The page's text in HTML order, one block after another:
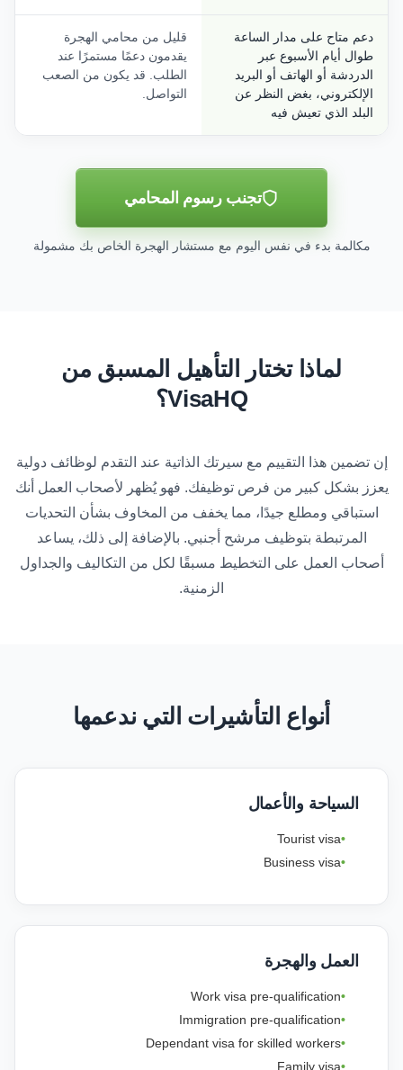
دعم متاح على مدار الساعة
طوال أيام الأسبوع عبر
الدردشة أو الهاتف أو البريد
الإلكتروني، بغض النظر عن
البلد الذي تعيش فيه
قليل من محامي الهجرة
يقدمون دعمًا مستمرًا عند
الطلب. قد يكون من الصعب
التواصل.
تجنب رسوم المحامي
مكالمة بدء في نفس اليوم مع مستشار الهجرة الخاص بك مشمولة
لماذا تختار التأهيل المسبق من
VisaHQ؟
إن تضمين هذا التقييم مع سيرتك الذاتية عند التقدم لوظائف دولية
يعزز بشكل كبير من فرص توظيفك. فهو يُظهر لأصحاب العمل أنك
استباقي ومطلع جيدًا، مما يخفف من المخاوف بشأن التحديات
المرتبطة بتوظيف مرشح أجنبي. بالإضافة إلى ذلك، يساعد
أصحاب العمل على التخطيط مسبقًا لكل من التكاليف والجداول
الزمنية.
أنواع التأشيرات التي ندعمها
السياحة والأعمال
Tourist visa
Business visa
العمل والهجرة
Work visa pre-qualification
Immigration pre-qualification
Dependant visa for skilled workers
Family visa